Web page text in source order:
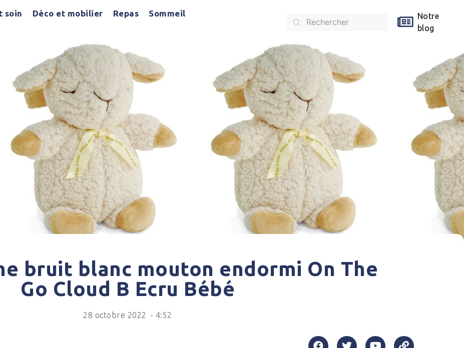
soin Déco et mobilier Repas
Sommeil
Notre
blog
bruit blanc mouton endormi On The
Go Cloud B Ecru Bébé
28 octobre 2022 - 4:52